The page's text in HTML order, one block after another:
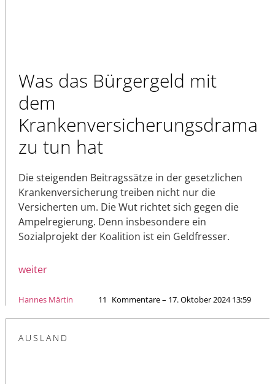
Was das Bürgergeld mit
dem
Krankenversicherungsdrama
zu tun hat
Die steigenden Beitragssätze in der gesetzlichen
Krankenversicherung treiben nicht nur die
Versicherten um. Die Wut richtet sich gegen die
Ampelregierung. Denn insbesondere ein
Sozialprojekt der Koalition ist ein Geldfresser.
weiter
Hannes Märtin 11 Kommentare – 17. Oktober 2024 13:59
AUSLAND